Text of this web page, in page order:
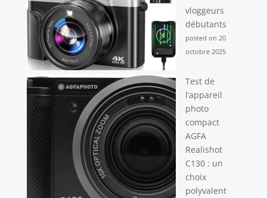
vloggeurs
débutants
posted on 20
octobre 2025
Test de
l’appareil
photo
compact
AGFA
Realishot
C130 : un
choix
polyvalent